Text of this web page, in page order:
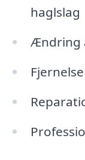
haglslag
Ændring